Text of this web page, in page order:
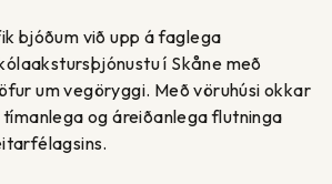
bjóðum við upp á faglega
í Skåne með
um vegöryggi. Með vöruhúsi okkar
og áreiðanlega flutninga